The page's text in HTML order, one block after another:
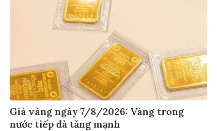
Giá vàng ngày 7/8/2026: Vàng trong
nước tiếp đà tăng mạnh